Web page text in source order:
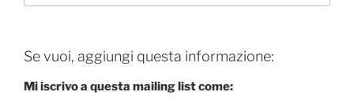
Se vuoi, aggiungi questa informazione:
Mi iscrivo a questa mailing list come: